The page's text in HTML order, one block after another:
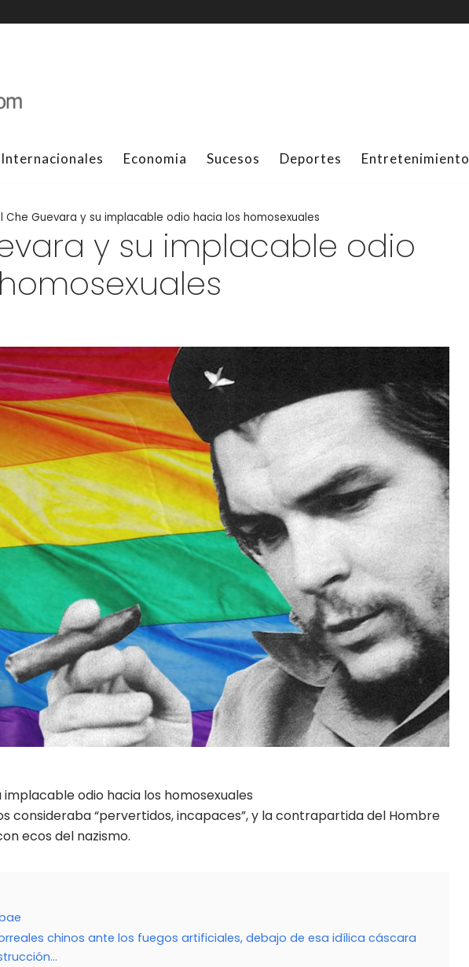
Internacionales Economia Sucesos Deportes Entretenimiento
Che Guevara y su implacable odio hacia los homosexuales
y su implacable odio
consideraba “pervertidos, incapaces”, y la contrapartida del Hombre
ecos del nazismo.
chinos ante los fuegos artificiales, debajo de esa idílica cáscara